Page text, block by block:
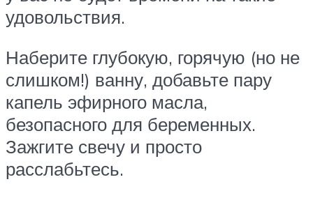
удовольствия.
Наберите глубокую, горячую (но не
слишком!) ванну, добавьте пару
капель эфирного масла,
безопасного для беременных.
Зажгите свечу и просто
расслабьтесь.